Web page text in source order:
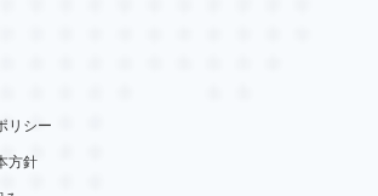
リシー
方針